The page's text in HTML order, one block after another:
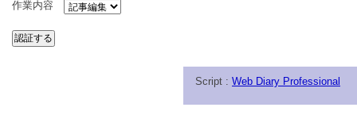
作業内容
Script : Web Diary Professional